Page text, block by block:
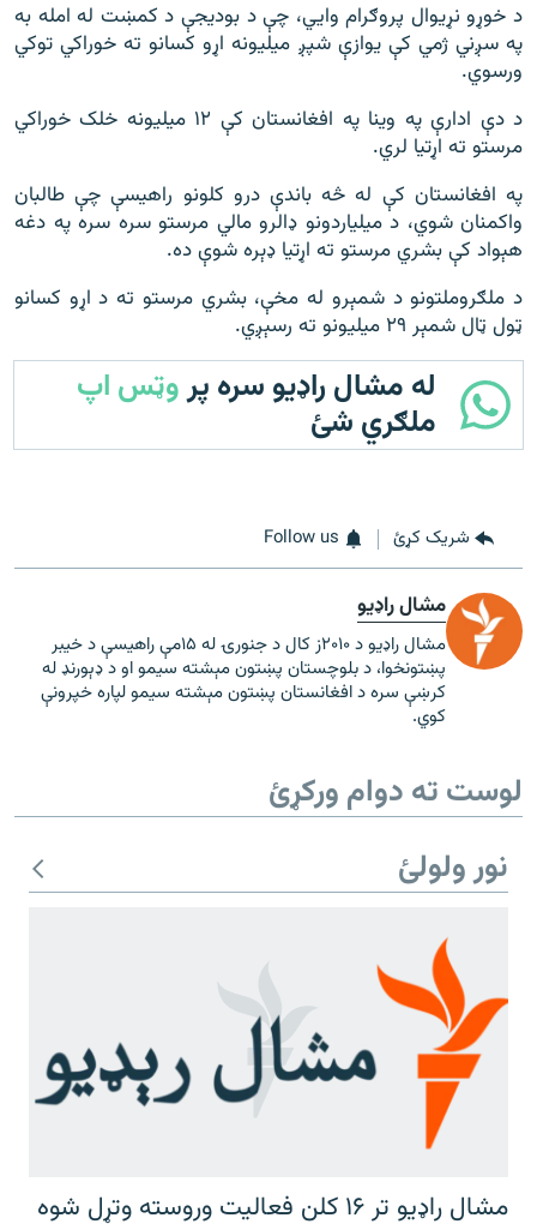
د خوړو نړیوال پروګرام وايي، چې د بودیجې د کمښت له امله به
په سږني ژمي کې یوازې شپږ ميلیونه اړو کسانو ته خوراکي توکي
ورسوي.
د دې ادارې په وینا په افغانستان کې ۱۲ ميلیونه خلک خوراکي
مرستو ته اړتیا لري.
په افغانستان کې له څه باندې درو کلونو راهیسې چې طالبان
واکمنان شوي، د ميلیاردونو ډالرو مالي مرستو سره سره په دغه
هېواد کې بشري مرستو ته اړتیا ډېره شوې ده.
د ملګروملتونو د شمېرو له‌‌ مخې، بشري مرستو ته د اړو کسانو
ټول‌ ټال شمېر ۲۹ ميلیونو ته رسېږي.
له مشال راډیو سره پروټس اپ
ملګري شئ
شریک کړئ Follow us
مشال راډیو
مشال راډیو د ۲۰۱۰ز کال د جنورۍ له ۱۵مې راهیسې د خیبر
پښتونخوا، د بلوچستان پښتون مېشته سیمو او د ډېورنډ له
کرښې سره د افغانستان پښتون مېشته سیمو لپاره خپرونې
کوي.
لوست ته دوام ورکړئ
نور ولولئ
مشال راډیو تر ۱۶ کلن فعالیت وروسته وتړل شوه